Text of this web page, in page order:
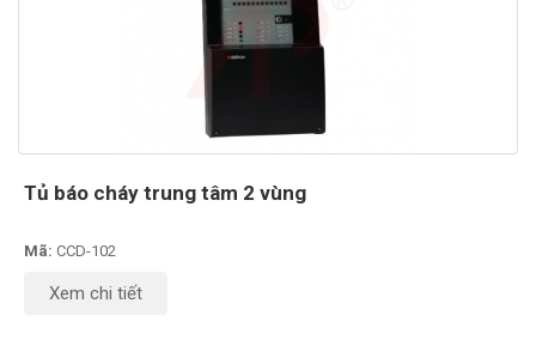
Tủ báo cháy trung tâm 2 vùng
Mã: CCD-102
Xem chi tiết